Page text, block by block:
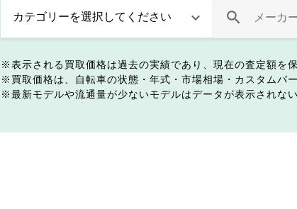
表示される買取価格は過去の実績であり、現在の査定額を
買取価格は、自転車の状態・年式・市場相場・カスタムパ
最新モデルや流通量が少ないモデルはデータが表示されな